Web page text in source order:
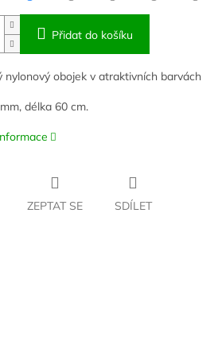
Přidat do košíku
nylonový obojek v atraktivních barvách
délka 60 cm.
ZEPTAT SE SDÍLET